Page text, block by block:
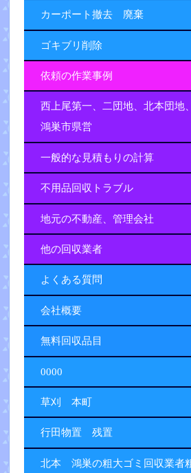
カーポート撤去 廃棄
ゴキブリ削除
依頼の作業事例
西上尾第一、二団地、北本団地
鴻巣市県営
一般的な見積もりの計算
不用品回収トラブル
地元の不動産、管理会社
他の回収業者
よくある質問
会社概要
無料回収品目
0000
草刈 本町
行田物置 残置
北本 鴻巣の粗大ゴミ回収業者